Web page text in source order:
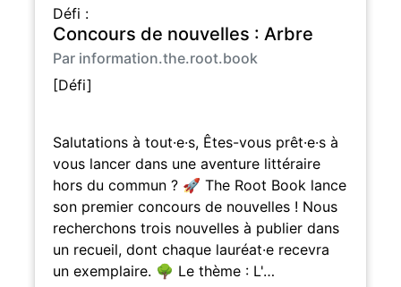
Défi :
Concours de nouvelles : Arbre
Par information.the.root.book
[Défi]
Salutations à tout·e·s, Êtes-vous prêt·e·s à
vous lancer dans une aventure littéraire
hors du commun ? 🚀 The Root Book lance
son premier concours de nouvelles ! Nous
recherchons trois nouvelles à publier dans
un recueil, dont chaque lauréat·e recevra
un exemplaire. 🌳 Le thème : L'…